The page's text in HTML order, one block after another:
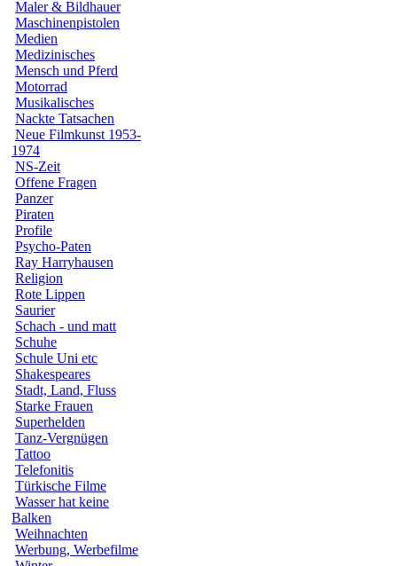
Maler & Bildhauer
Maschinenpistolen
Medien
Medizinisches
Mensch und Pferd
Motorrad
Musikalisches
Nackte Tatsachen
Neue Filmkunst 1953-
1974
NS-Zeit
Offene Fragen
Panzer
Piraten
Profile
Psycho-Paten
Ray Harryhausen
Religion
Rote Lippen
Saurier
Schach - und matt
Schuhe
Schule Uni etc
Shakespeares
Stadt, Land, Fluss
Starke Frauen
Superhelden
Tanz-Vergnügen
Tattoo
Telefonitis
Türkische Filme
Wasser hat keine
Balken
Weihnachten
Werbung, Werbefilme